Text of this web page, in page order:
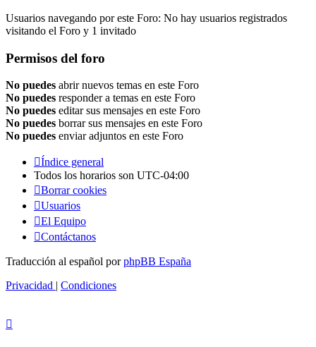
Usuarios navegando por este Foro: No hay usuarios registrados
visitando el Foro y 1 invitado
Permisos del foro
No puedes abrir nuevos temas en este Foro
No puedes responder a temas en este Foro
No puedes editar sus mensajes en este Foro
No puedes borrar sus mensajes en este Foro
No puedes enviar adjuntos en este Foro
Índice general
Todos los horarios son UTC-04:00
Borrar cookies
Usuarios
El Equipo
Contáctanos
Traducción al español porphpBB España
Privacidad | Condiciones